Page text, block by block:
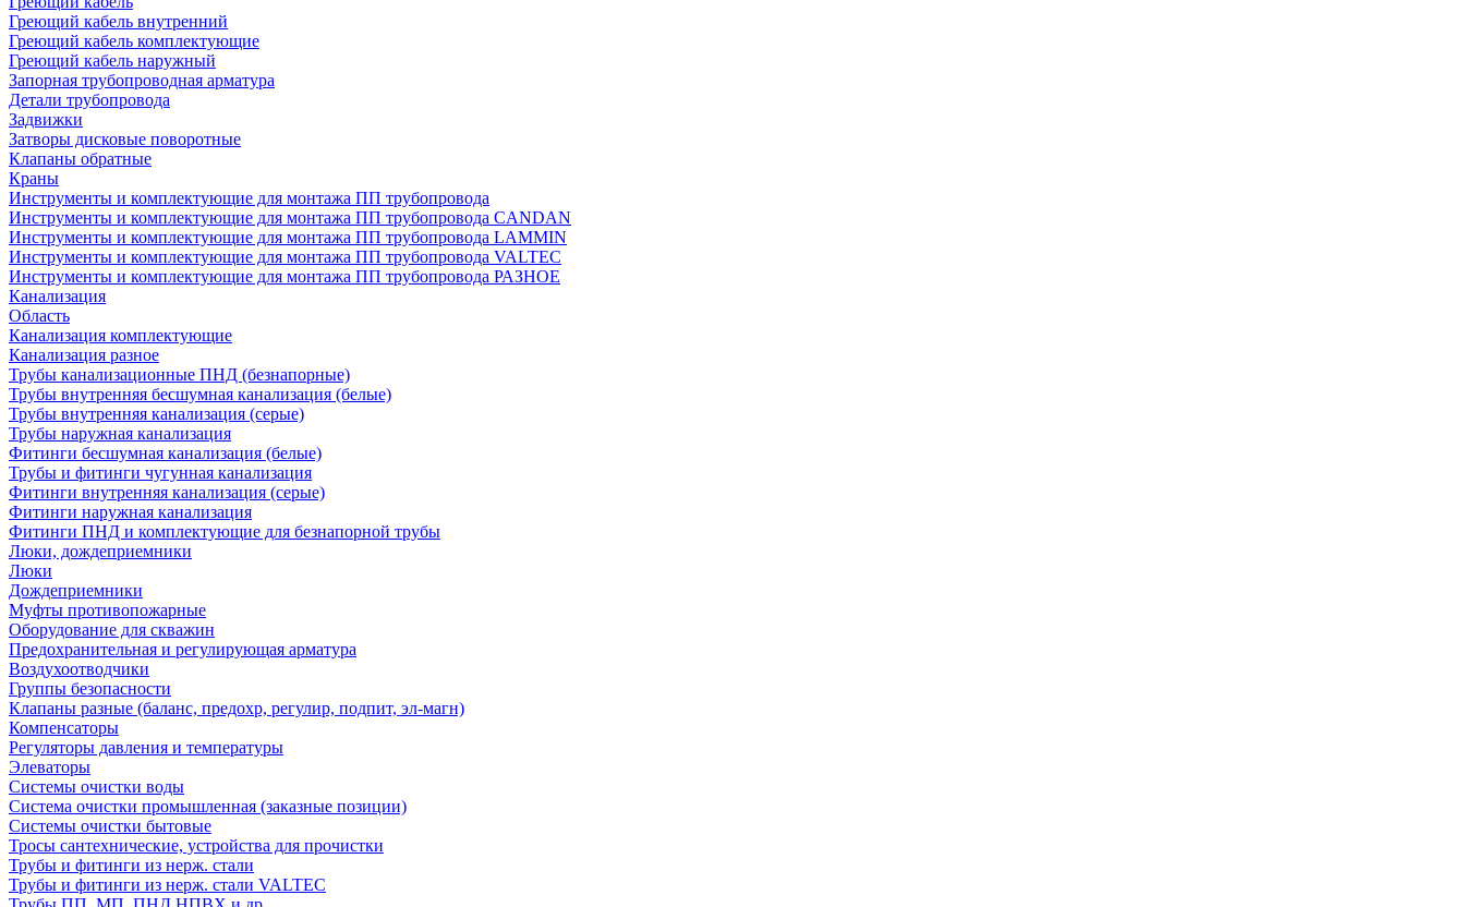
Греющий кабель внутренний
Греющий кабель комплектующие
Греющий кабель наружный
Запорная трубопроводная арматура
Детали трубопровода
Задвижки
Затворы дисковые поворотные
Клапаны обратные
Краны
Инструменты и комплектующие для монтажа ПП трубопровода
Инструменты и комплектующие для монтажа ПП трубопровода CANDAN
Инструменты и комплектующие для монтажа ПП трубопровода LAMMIN
Инструменты и комплектующие для монтажа ПП трубопровода VALTEC
Инструменты и комплектующие для монтажа ПП трубопровода РАЗНОЕ
Канализация
Область
Канализация комплектующие
Канализация разное
Трубы канализационные ПНД (безнапорные)
Трубы внутренняя бесшумная канализация (белые)
Трубы внутренняя канализация (серые)
Трубы наружная канализация
Фитинги бесшумная канализация (белые)
Трубы и фитинги чугунная канализация
Фитинги внутренняя канализация (серые)
Фитинги наружная канализация
Фитинги ПНД и комплектующие для безнапорной трубы
Люки, дождеприемники
Люки
Дождеприемники
Муфты противопожарные
Оборудование для скважин
Предохранительная и регулирующая арматура
Воздухоотводчики
Группы безопасности
Клапаны разные (баланс, предохр, регулир, подпит, эл-магн)
Компенсаторы
Регуляторы давления и температуры
Элеваторы
Системы очистки воды
Система очистки промышленная (заказные позиции)
Системы очистки бытовые
Тросы сантехнические, устройства для прочистки
Трубы и фитинги из нерж. стали
Трубы и фитинги из нерж. стали VALTEC